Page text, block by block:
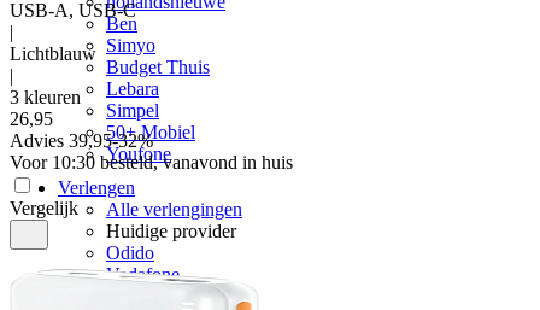
Ben
Simyo
Budget Thuis
Lebara
Simpel
50+ Mobiel
Youfone
Verlengen
Alle verlengingen
Huidige provider
Odido
Vodafone
USB-A, USB-C
|
Lichtblauw
|
3 kleuren
26,95
Advies 39,95-32%
Voor 10:30 besteld, vanavond in huis
Vergelijk